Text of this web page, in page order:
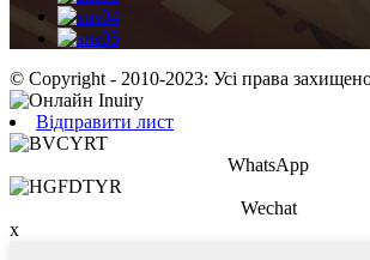
© Copyright - 2010-2023: Усі права
Відправити лист
WhatsApp
Wechat
x